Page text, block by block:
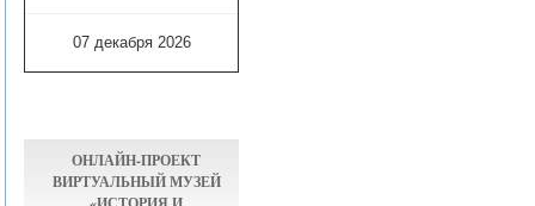
07 декабря 2026
ОНЛАЙН-ПРОЕКТ
ВИРТУАЛЬНЫЙ МУЗЕЙ